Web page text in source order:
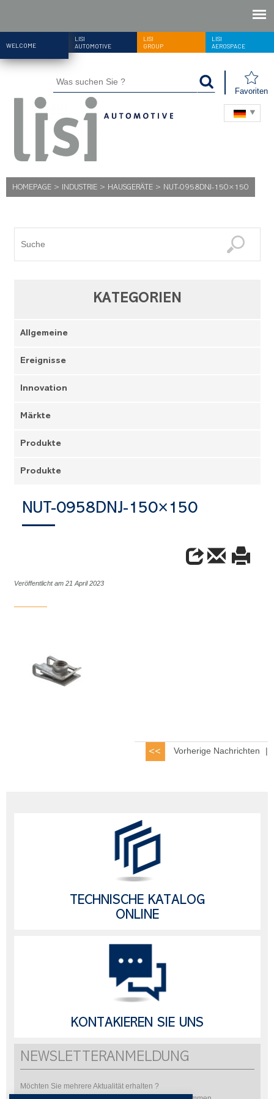
WELCOME
LISI
AUTOMOTIVE
LISI
GROUP
LISI
AEROSPACE
Favoriten
HOMEPAGE > INDUSTRIE > HAUSGERÄTE > NUT-0958DNJ-150×150
KATEGORIEN
Allgemeine
Ereignisse
Innovation
Märkte
Produkte
Produkte
NUT-0958DNJ-150×150
Veröffentlicht am 21 April 2023
Vorherige Nachrichten |
TECHNISCHE KATALOG
ONLINE
KONTAKIEREN SIE UNS
NEWSLETTERANMELDUNG
Möchten Sie mehrere Aktualität erhalten ?